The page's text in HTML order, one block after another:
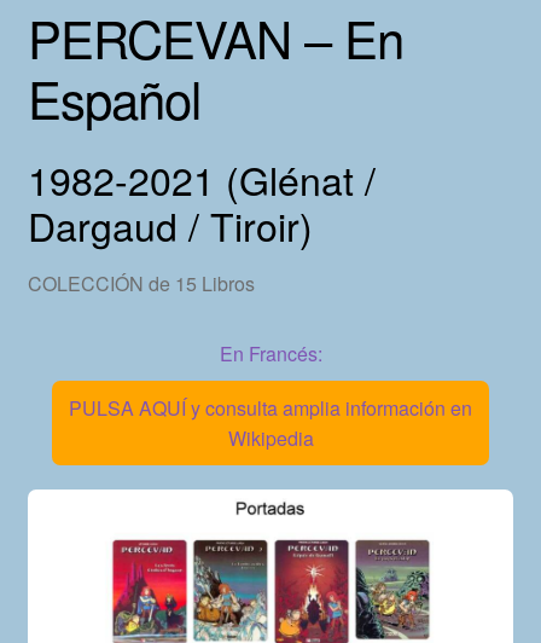
PERCEVAN – En
Español
1982-2021 (Glénat /
Dargaud / Tiroir)
COLECCIÓN de 15 Libros
En Francés:
PULSA AQUÍ y consulta amplia información en
Wikipedia